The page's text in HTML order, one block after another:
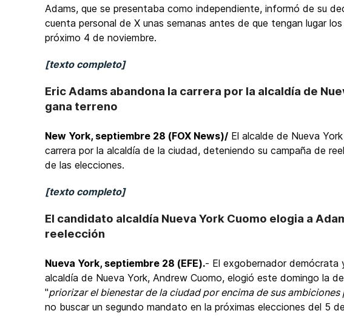
Adams, que se presentaba como independiente, informó de su
cuenta personal de X unas semanas antes de que tengan lugar
próximo 4 de noviembre.
[texto completo]
Eric Adams abandona la carrera por la alcaldía de
gana terreno
New York, septiembre 28 (FOX News)/ El alcalde de Nueva
carrera por la alcaldía de la ciudad, deteniendo su campaña de
de las elecciones.
[texto completo]
El candidato alcaldía Nueva York Cuomo elogia a
reelección
Nueva York, septiembre 28 (EFE).- El exgobernador demócrata
alcaldía de Nueva York, Andrew Cuomo, elogió este domingo la
"priorizar el bienestar de la ciudad por encima de sus ambiciones
no buscar un segundo mandato en la próximas elecciones del 5